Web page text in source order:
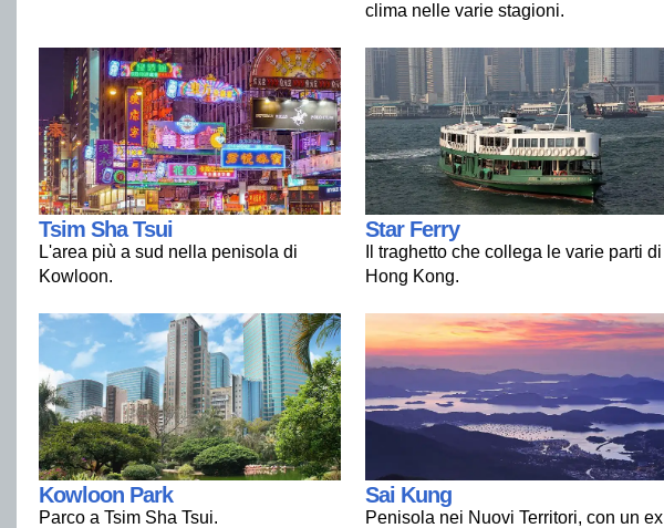
clima nelle varie stagioni.
Tsim Sha Tsui
L'area più a sud nella penisola di
Kowloon.
Star Ferry
Il traghetto che collega le varie parti di
Hong Kong.
Kowloon Park
Parco a Tsim Sha Tsui.
Sai Kung
Penisola nei Nuovi Territori, con un ex